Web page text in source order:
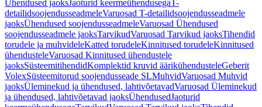
Ühendused jaoksJaoturid keermeühendusegaT-
detailidsoojendusseadmeleVaruosad T-detailidsoojendusseadmele
jaoksÜhendused soojendusseadmeleVaruosad Ühendused
soojendusseadmele jaoksTarvikudVaruosad Tarvikud jaoksTihendid
torudele ja muhvideleKatted torudeleKinnitused torudeleKinnitused
ühendusteleVaruosad Kinnitused ühendustele
jaoksSüsteemitihendidKomplektid kruvid äärikühendusteleGeberit
VolexSüsteemitorud soojendusseade SLMuhvidVaruosad Muhvid
jaoksÜleminekud ja ühendused, lahtivõetavadVaruosad Üleminekud
ja ühendused, lahtivõetavad jaoksÜhendusedJaoturid